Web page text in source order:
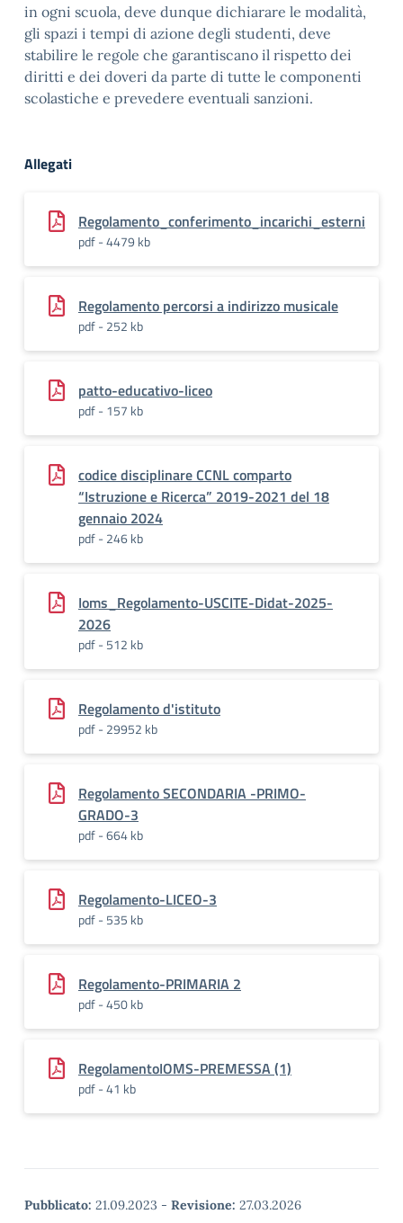
in ogni scuola, deve dunque dichiarare le modalità,
gli spazi i tempi di azione degli studenti, deve
stabilire le regole che garantiscano il rispetto dei
diritti e dei doveri da parte di tutte le componenti
scolastiche e prevedere eventuali sanzioni.
Allegati
Regolamento_conferimento_incarichi_esterni
pdf - 4479 kb
Regolamento percorsi a indirizzo musicale
pdf - 252 kb
patto-educativo-liceo
pdf - 157 kb
codice disciplinare CCNL comparto
“Istruzione e Ricerca” 2019-2021 del 18
gennaio 2024
pdf - 246 kb
Ioms_Regolamento-USCITE-Didat-2025-
2026
pdf - 512 kb
Regolamento d'istituto
pdf - 29952 kb
Regolamento SECONDARIA -PRIMO-
GRADO-3
pdf - 664 kb
Regolamento-LICEO-3
pdf - 535 kb
Regolamento-PRIMARIA 2
pdf - 450 kb
RegolamentoIOMS-PREMESSA (1)
pdf - 41 kb
Pubblicato: 21.09.2023 - Revisione: 27.03.2026